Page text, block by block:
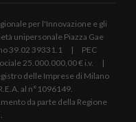
per l'Innovazione e gli
unipersonale Piazza Gae
39.02 39331.1 | PEC
25.000.000,00 € i.v. |
delle Imprese di Milano
al n°1096149.
da parte della Regione